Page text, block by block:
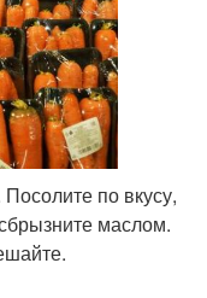
по вкусу,
маслом.